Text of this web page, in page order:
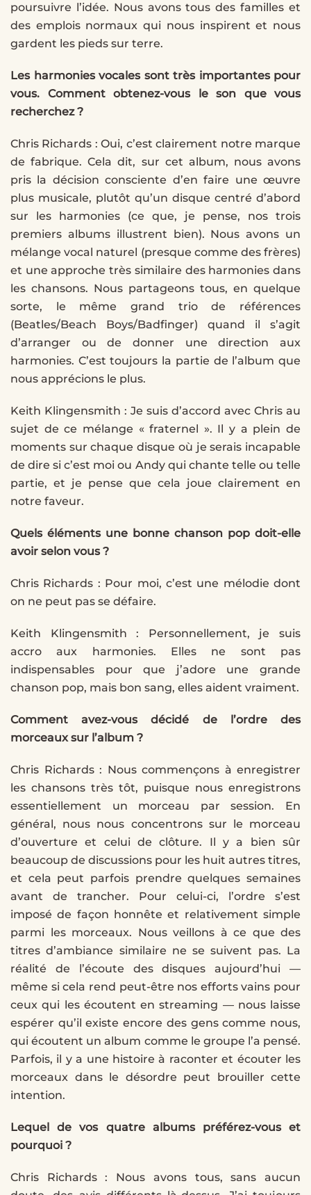
poursuivre l’idée. Nous avons tous des familles et
des emplois normaux qui nous inspirent et nous
gardent les pieds sur terre.
Les harmonies vocales sont très importantes pour
vous. Comment obtenez-vous le son que vous
recherchez ?
Chris Richards : Oui, c’est clairement notre marque
de fabrique. Cela dit, sur cet album, nous avons
pris la décision consciente d’en faire une œuvre
plus musicale, plutôt qu’un disque centré d’abord
sur les harmonies (ce que, je pense, nos trois
premiers albums illustrent bien). Nous avons un
mélange vocal naturel (presque comme des frères)
et une approche très similaire des harmonies dans
les chansons. Nous partageons tous, en quelque
sorte, le même grand trio de références
(Beatles/Beach Boys/Badfinger) quand il s’agit
d’arranger ou de donner une direction aux
harmonies. C’est toujours la partie de l’album que
nous apprécions le plus.
Keith Klingensmith : Je suis d’accord avec Chris au
sujet de ce mélange « fraternel ». Il y a plein de
moments sur chaque disque où je serais incapable
de dire si c’est moi ou Andy qui chante telle ou telle
partie, et je pense que cela joue clairement en
notre faveur.
Quels éléments une bonne chanson pop doit-elle
avoir selon vous ?
Chris Richards : Pour moi, c’est une mélodie dont
on ne peut pas se défaire.
Keith Klingensmith : Personnellement, je suis
accro aux harmonies. Elles ne sont pas
indispensables pour que j’adore une grande
chanson pop, mais bon sang, elles aident vraiment.
Comment avez-vous décidé de l’ordre des
morceaux sur l’album ?
Chris Richards : Nous commençons à enregistrer
les chansons très tôt, puisque nous enregistrons
essentiellement un morceau par session. En
général, nous nous concentrons sur le morceau
d’ouverture et celui de clôture. Il y a bien sûr
beaucoup de discussions pour les huit autres titres,
et cela peut parfois prendre quelques semaines
avant de trancher. Pour celui-ci, l’ordre s’est
imposé de façon honnête et relativement simple
parmi les morceaux. Nous veillons à ce que des
titres d’ambiance similaire ne se suivent pas. La
réalité de l’écoute des disques aujourd’hui —
même si cela rend peut-être nos efforts vains pour
ceux qui les écoutent en streaming — nous laisse
espérer qu’il existe encore des gens comme nous,
qui écoutent un album comme le groupe l’a pensé.
Parfois, il y a une histoire à raconter et écouter les
morceaux dans le désordre peut brouiller cette
intention.
Lequel de vos quatre albums préférez-vous et
pourquoi ?
Chris Richards : Nous avons tous, sans aucun